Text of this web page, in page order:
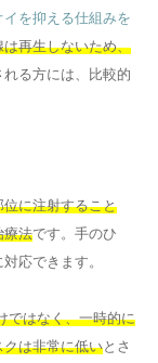
を抑える仕組みを
再生しないため、
る方には、比較的
に注射すること
療法です。手のひ
応できます。
ではなく、一時的に
は非常に低いとさ